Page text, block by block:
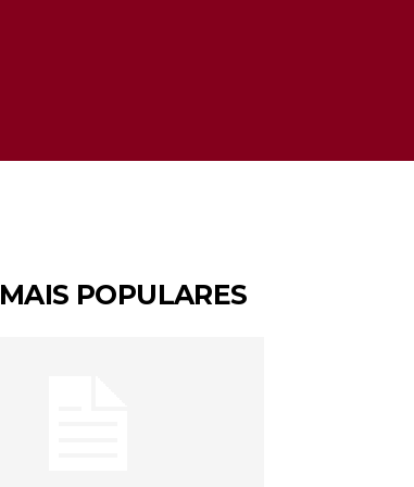
MAIS POPULARES